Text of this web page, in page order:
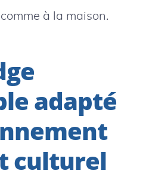
à la maison.
adapté
culturel